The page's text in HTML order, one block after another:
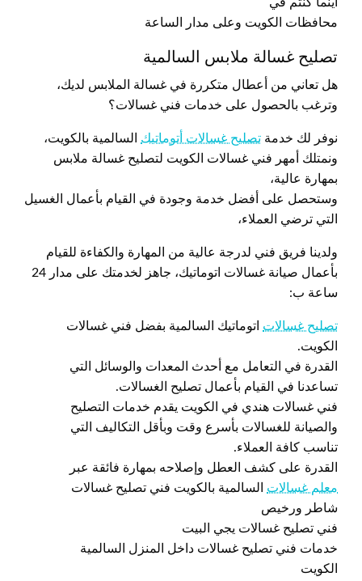
محافظات الكويت وعلى مدار الساعة
تصليح غسالة ملابس السالمية
هل تعاني من أعطال متكررة في غسالة الملابس لديك،
وترغب بالحصول على خدمات فني غسالات؟
نوفر لك خدمة تصليح غسالات أتوماتيك السالمية بالكويت،
ونمتلك أمهر فني غسالات الكويت لتصليح غسالة ملابس
بمهارة عالية،
وستحصل على أفضل خدمة وجودة في القيام بأعمال الغسيل
التي ترضي العملاء،
ولدينا فريق فني لدرجة عالية من المهارة والكفاءة للقيام
بأعمال صيانة غسالات اتوماتيك، جاهز لخدمتك على مدار 24
ساعة ب:
تصليح غسالات اتوماتيك السالمية بفضل فني غسالات
الكويت.
القدرة في التعامل مع أحدث المعدات والوسائل التي
تساعدنا في القيام بأعمال تصليح الغسالات.
فني غسالات هندي في الكويت يقدم خدمات التصليح
والصيانة للغسالات بأسرع وقت وبأقل التكاليف التي
تناسب كافة العملاء.
القدرة على كشف العطل وإصلاحه بمهارة فائقة عبر
معلم غسالات السالمية بالكويت فني تصليح غسالات
شاطر ورخيص
فني تصليح غسالات يجي البيت
خدمات فني تصليح غسالات داخل المنزل السالمية
الكويت